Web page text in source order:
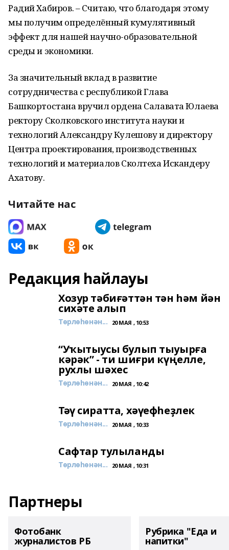
Радий Хабиров. – Считаю, что благодаря этому
мы получим определённый кумулятивный
эффект для нашей научно-образовательной
среды и экономики.
За значительный вклад в развитие
сотрудничества с республикой Глава
Башкортостана вручил ордена Салавата Юлаева
ректору Сколковского института науки и
технологий Александру Кулешову и директору
Центра проектирования, производственных
технологий и материалов Сколтеха Искандеру
Ахатову.
Читайте нас
Редакция һайлауы
Хозур тәбиғәттән тән һәм йән
сихәте алып
Төрлөһөнән... 20 МАЯ , 10:53
“Уҡытыусы булып тыуырға
кәрәк” - ти шиғри күңелле,
рухлы шәхес
Төрлөһөнән... 20 МАЯ , 10:42
Тәү сиратта, хәүефһеҙлек
Төрлөһөнән... 20 МАЯ , 10:33
Сафтар тулыланды
Төрлөһөнән... 20 МАЯ , 10:31
Партнеры
Фотобанк
журналистов РБ
Рубрика "Еда и
напитки"